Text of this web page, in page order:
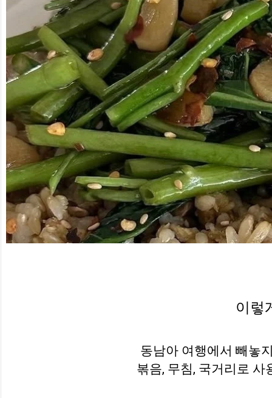
이렇
동남아 여행에서 빼놓
볶음, 무침, 국거리로